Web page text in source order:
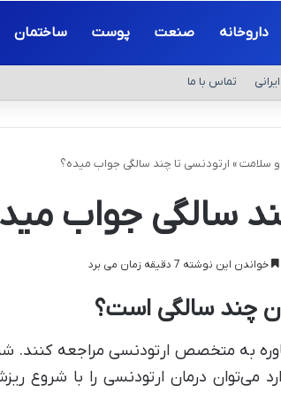
داروخانه صنعت پوست ساختمان
تماس با ما
سلامت » ارتودنسی تا چند سالگی جواب میده؟
سالگی جواب
خواندن این نوشته 7 دقیقه زمان می برد
چند سالگی است؟
به متخصص ارتودنسی مراجعه کنند.
می‌توان درمان ارتودنسی را با شروع